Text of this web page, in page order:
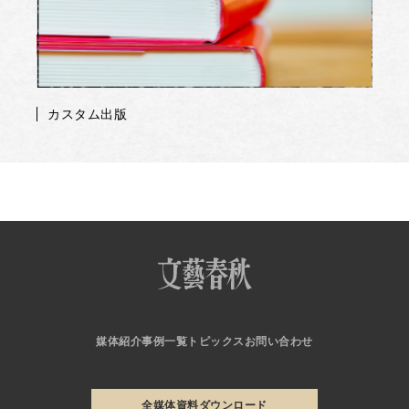
カスタム出版
媒体紹介事例一覧 トピックス お問い合わせ
全媒体資料ダウンロード